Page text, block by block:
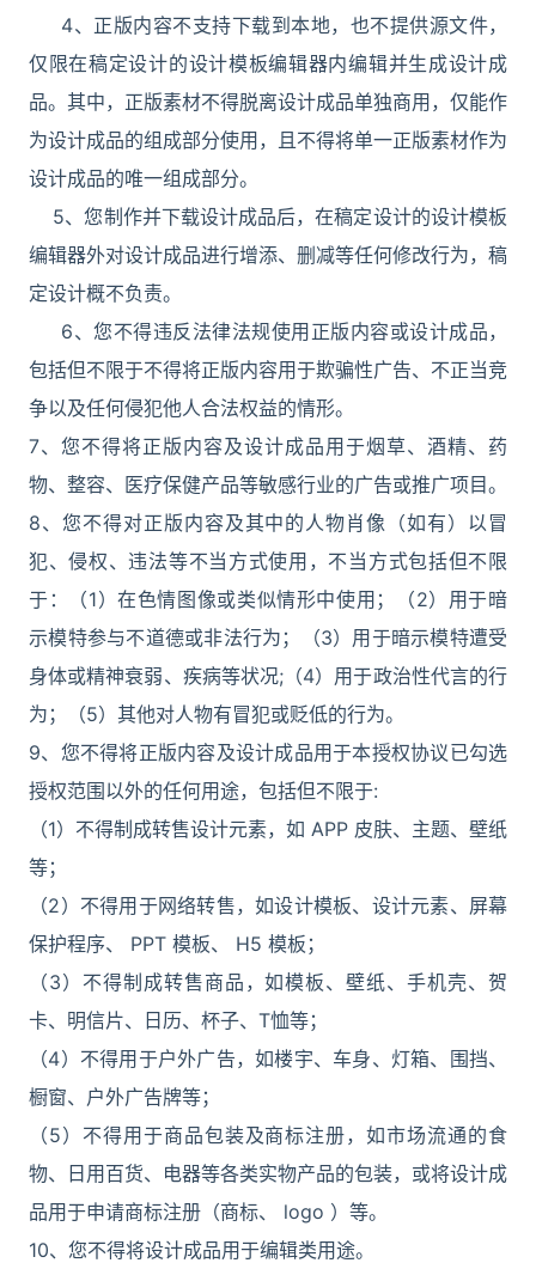
4、正版内容不支持下载到本地，也不提供源文件，
仅限在稿定设计的设计模板编辑器内编辑并生成设计成
品。其中，正版素材不得脱离设计成品单独商用，仅能作
为设计成品的组成部分使用，且不得将单一正版素材作为
设计成品的唯一组成部分。
5、您制作并下载设计成品后，在稿定设计的设计模板
编辑器外对设计成品进行增添、删减等任何修改行为，稿
定设计概不负责。
6、您不得违反法律法规使用正版内容或设计成品，
包括但不限于不得将正版内容用于欺骗性广告、不正当竞
争以及任何侵犯他人合法权益的情形。
7、您不得将正版内容及设计成品用于烟草、酒精、药
物、整容、医疗保健产品等敏感行业的广告或推广项目。
8、您不得对正版内容及其中的人物肖像（如有）以冒
犯、侵权、违法等不当方式使用，不当方式包括但不限
于：（1）在色情图像或类似情形中使用；（2）用于暗
示模特参与不道德或非法行为；（3）用于暗示模特遭受
身体或精神衰弱、疾病等状况;（4）用于政治性代言的行
为；（5）其他对人物有冒犯或贬低的行为。
9、您不得将正版内容及设计成品用于本授权协议已勾选
授权范围以外的任何用途，包括但不限于:
（1）不得制成转售设计元素，如 APP 皮肤、主题、壁纸
等；
（2）不得用于网络转售，如设计模板、设计元素、屏幕
保护程序、 PPT 模板、 H5 模板；
（3）不得制成转售商品，如模板、壁纸、手机壳、贺
卡、明信片、日历、杯子、T恤等；
（4）不得用于户外广告，如楼宇、车身、灯箱、围挡、
橱窗、户外广告牌等；
（5）不得用于商品包装及商标注册，如市场流通的食
物、日用百货、电器等各类实物产品的包装，或将设计成
品用于申请商标注册（商标、 logo ）等。
10、您不得将设计成品用于编辑类用途。